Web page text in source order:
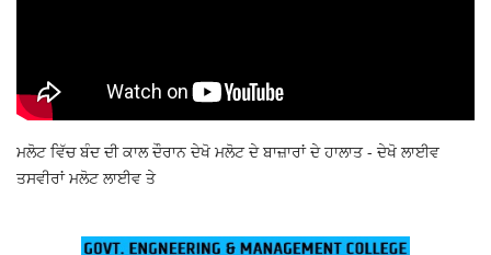
ਮਲੋਟ ਵਿੱਚ ਬੰਦ ਦੀ ਕਾਲ ਦੌਰਾਨ ਦੇਖੋ ਮਲੋਟ ਦੇ ਬਾਜ਼ਾਰਾਂ ਦੇ ਹਾਲਾਤ - ਦੇਖੋ ਲਾਈਵ
ਤਸਵੀਰਾਂ ਮਲੋਟ ਲਾਈਵ ਤੇ